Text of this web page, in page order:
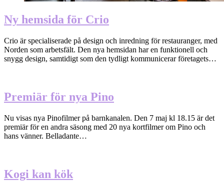
Ny hemsida för Crio
Crio är specialiserade på design och inredning för restauranger, med
Norden som arbetsfält. Den nya hemsidan har en funktionell och
snygg design, samtidigt som den tydligt kommunicerar företagets…
Premiär för nya Pino
Nu visas nya Pinofilmer på barnkanalen. Den 7 maj kl 18.15 är det
premiär för en andra säsong med 20 nya kortfilmer om Pino och
hans vänner. Belladante…
Kogi kan kök